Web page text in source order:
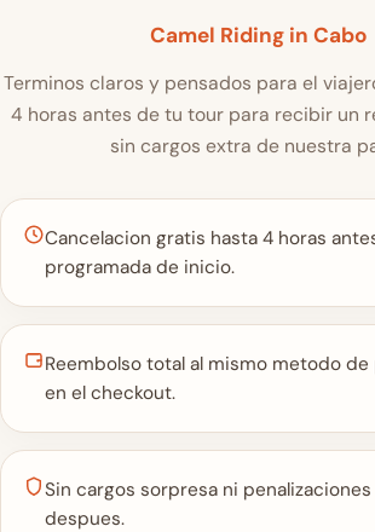
Camel Riding in Cabo
Terminos claros y pensados para el
4 horas antes de tu tour para recibir un
sin cargos extra de nuestra
Cancelacion gratis hasta 4 horas
programada de inicio.
Reembolso total al mismo metodo de
en el checkout.
Sin cargos sorpresa ni
despues.